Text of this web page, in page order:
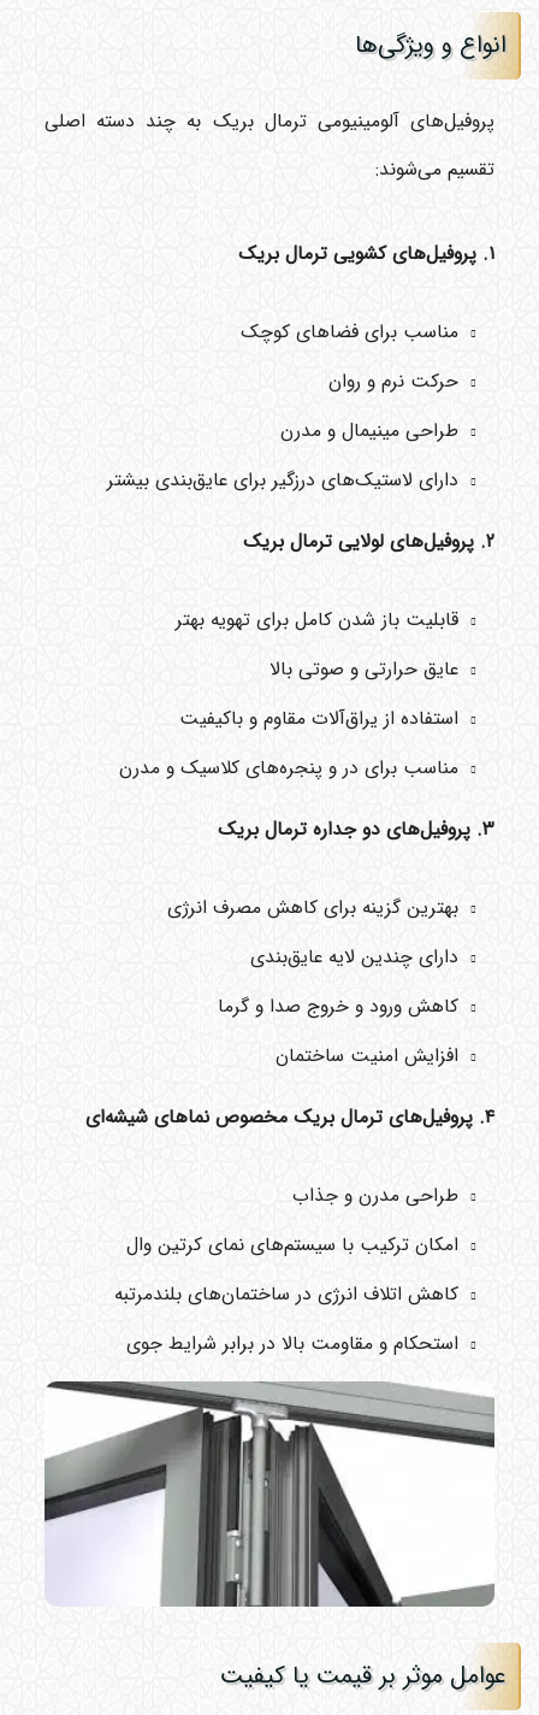
انواع و ویژگی‌ها
پروفیل‌های آلومینیومی ترمال بریک به چند دسته اصلی
تقسیم می‌شوند:
۱. پروفیل‌های کشویی ترمال بریک
مناسب برای فضاهای کوچک
حرکت نرم و روان
طراحی مینیمال و مدرن
دارای لاستیک‌های درزگیر برای عایق‌بندی بیشتر
۲. پروفیل‌های لولایی ترمال بریک
قابلیت باز شدن کامل برای تهویه بهتر
عایق حرارتی و صوتی بالا
استفاده از یراق‌آلات مقاوم و باکیفیت
مناسب برای در و پنجره‌های کلاسیک و مدرن
۳. پروفیل‌های دو جداره ترمال بریک
بهترین گزینه برای کاهش مصرف انرژی
دارای چندین لایه عایق‌بندی
کاهش ورود و خروج صدا و گرما
افزایش امنیت ساختمان
۴. پروفیل‌های ترمال بریک مخصوص نماهای شیشه‌ای
طراحی مدرن و جذاب
امکان ترکیب با سیستم‌های نمای کرتین وال
کاهش اتلاف انرژی در ساختمان‌های بلندمرتبه
استحکام و مقاومت بالا در برابر شرایط جوی
عوامل موثر بر قیمت یا کیفیت